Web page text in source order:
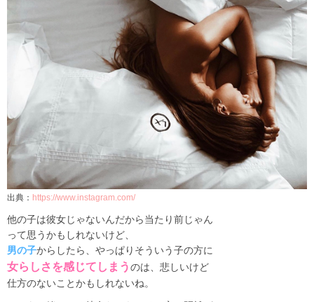
出典： https://www.instagram.com/
他の子は彼女じゃないんだから当たり前じゃん
って思うかもしれないけど、
男の子からしたら、やっぱりそういう子の方に
女らしさを感じてしまうのは、悲しいけど
仕方のないことかもしれないね。